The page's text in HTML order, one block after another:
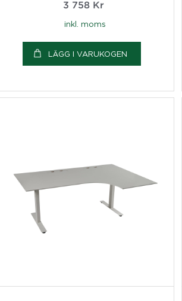
3 758 Kr
inkl. moms
LÄGG I VARUKOGEN